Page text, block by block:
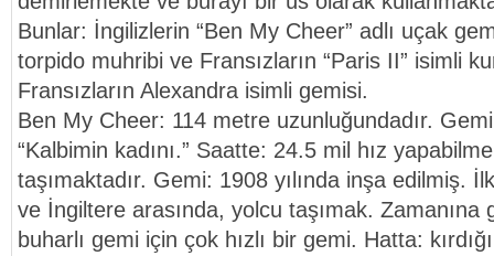
Bunlar: İngilizlerin “Ben My Cheer” adlı uçak
torpido muhribi ve Fransızların “Paris II” isimli
Fransızların Alexandra isimli gemisi.
Ben My Cheer: 114 metre uzunluğundadır.
“Kalbimin kadını.” Saatte: 24.5 mil hız
taşımaktadır. Gemi: 1908 yılında inşa edilmiş.
ve İngiltere arasında, yolcu taşımak.
buharlı gemi için çok hızlı bir gemi. Hatta: